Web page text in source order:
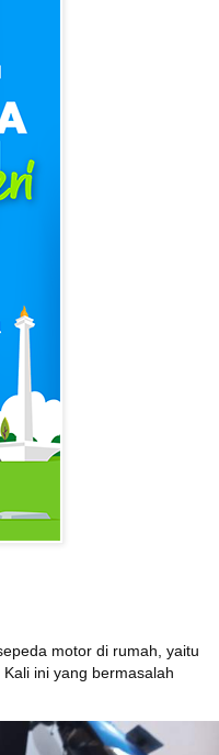
motor di rumah, yaitu
ini yang bermasalah